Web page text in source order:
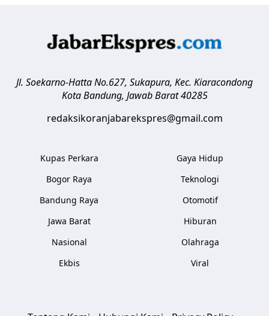
Jl. Soekarno-Hatta No.627, Sukapura, Kec. Kiaracondong
Kota Bandung, Jawab Barat 40285
redaksikoranjabarekspres@gmail.com
Kupas Perkara
Bogor Raya
Bandung Raya
Jawa Barat
Nasional
Ekbis
Gaya Hidup
Teknologi
Otomotif
Hiburan
Olahraga
Viral